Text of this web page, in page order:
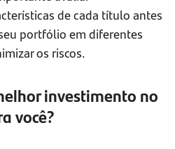
de cada título antes
portfólio em diferentes
os riscos.
investimento no
você?